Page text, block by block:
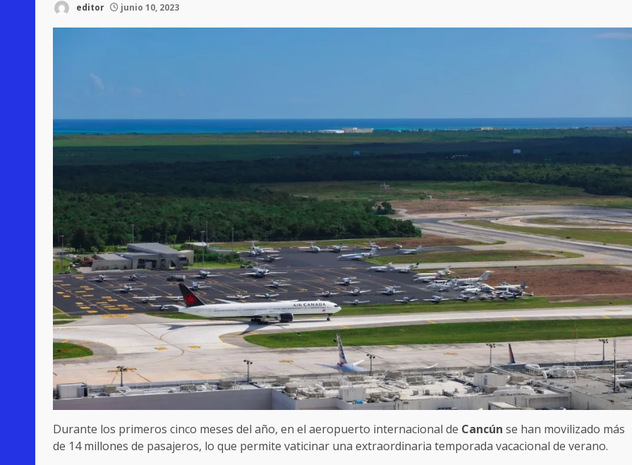
editor junio 10, 2023
Durante los primeros cinco meses del año, en el aeropuerto internacional de Cancún se han movilizado más
de 14 millones de pasajeros, lo que permite vaticinar una extraordinaria temporada vacacional de verano.